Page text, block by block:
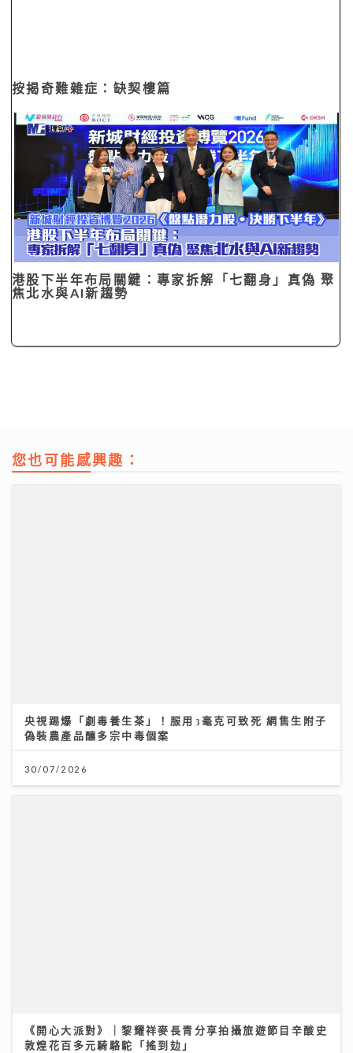
按揭奇難雜症：缺契樓篇
港股下半年布局關鍵：專家拆解「七翻身」真偽 聚
焦北水與AI新趨勢
您也可能感興趣：
央視踢爆「劇毒養生茶」！服用3毫克可致死 網售生附子
偽裝農產品釀多宗中毒個案
30/07/2026
《開心大派對》｜黎耀祥麥長青分享拍攝旅遊節目辛酸史
敦煌花百多元騎駱駝「搖到攰」